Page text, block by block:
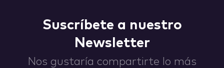
Suscríbete a nuestro
Newsletter
Nos gustaría compartirte lo más